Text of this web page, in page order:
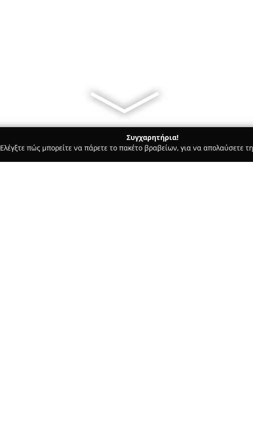
Συγχαρητήρια!
Ελέγξτε πώς μπορείτε να πάρετε το πακέτο βραβείων, για να απολαύσετε